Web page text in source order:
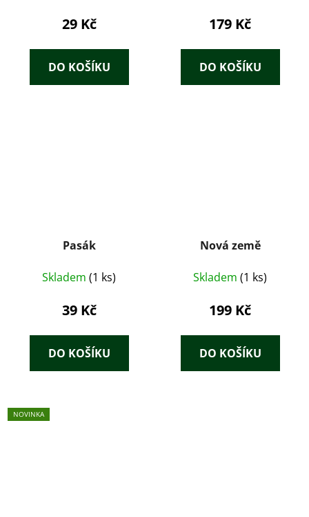
29 Kč
DO KOŠÍKU
179 Kč
DO KOŠÍKU
Pasák
Skladem (1 ks)
39 Kč
DO KOŠÍKU
Nová země
Skladem (1 ks)
199 Kč
DO KOŠÍKU
NOVINKA